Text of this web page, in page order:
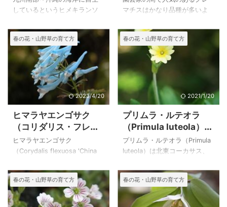
ギソウ、ケブカツルカ
エ、シロバナニシキゴ
ロモの特徴
しているというヒメキランソ
だいて１０年以上育てていま
す。つやのある葉と紫の花が
とっても可憐な植物です。 朝
夕の冷え込みの強い関東地方
では庭に植えることはできな
いので鉢植えにしています
が、家に取り込まないと枯れ
てしまいます。 その仲間のキ
ランソウ属の植物のアジュ
ガ、オウギカズラ、ヒイラギ
ソウ、ケブカツルカコソウ、
ジュウニヒトエを写していま
いを比べてみることにしまし
た。 上のヒメキランソウ（姫
金瘡小草）は、２００７年５
月２７日に自宅 ...
マチスはかなり品種が多いよ
ルマとの交配によってつくら
れたと言います。 原種が絶滅
危惧種になっていることか
ら、原種をあまり見たことが
ない方が多く、原種との区別
が難しくなっているようで
す。 日本のセンニンソウ属の
代表的な植物である日光植物
園で写したセンニンソウも載
せています。また日本に自生
するセンニンソウ属のハンシ
ョウヅル、ミヤマハンショウ
ページに載せています 上のカ
ザグルマは、自宅で２０２０
年５月４日に撮影したもので
す。 カザグル ...
春の花・山野草の育て方
2023/4/20
ヒマラヤエンゴサク
（コリダリス・フレキ
シオーサ）の育て方の
育て方
ヒマラヤエンゴサク
（Corydalis flexuosa 'China
花後の夏に休眠期になります
ので、根茎が腐らないように
屋根下で管理して、芽が動き
出す前の晩夏に植え替えるの
春の花・山野草の育て方
2021/1/20
プリムラ・ルテオラ
（Primula luteola）の
育て方
プリムラ・ルテオラ（Primula
luteola）は北東コーカサス、
１４００～３０００mで見られ
るようです。また、湿性のプ
リムラで葉が大きくなり、と
ても素敵な花姿に感動しまし
春の花・山野草の育て方 春の花・山野草の育て方